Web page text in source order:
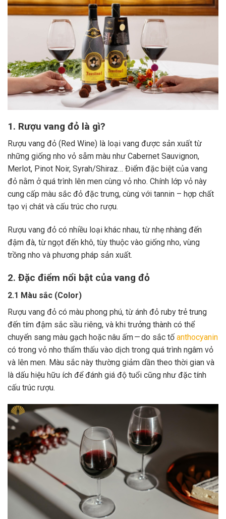
1. Rượu vang đỏ là gì?
Rượu vang đỏ (Red Wine) là loại vang được sản xuất từ
những giống nho vỏ sẫm màu như Cabernet Sauvignon,
Merlot, Pinot Noir, Syrah/Shiraz… Điểm đặc biệt của vang
đỏ nằm ở quá trình lên men cùng vỏ nho. Chính lớp vỏ này
cung cấp màu sắc đỏ đặc trưng, cùng với tannin – hợp chất
tạo vị chát và cấu trúc cho rượu.
Rượu vang đỏ có nhiều loại khác nhau, từ nhẹ nhàng đến
đậm đà, từ ngọt đến khô, tùy thuộc vào giống nho, vùng
trồng nho và phương pháp sản xuất.
2. Đặc điểm nổi bật của vang đỏ
2.1 Màu sắc (Color)
Rượu vang đỏ có màu phong phú, từ ánh đỏ ruby trẻ trung
đến tím đậm sắc sầu riêng, và khi trưởng thành có thể
chuyển sang màu gạch hoặc nâu ấm — do sắc tố anthocyanin
có trong vỏ nho thẩm thấu vào dịch trong quá trình ngâm vỏ
và lên men. Màu sắc này thường giảm dần theo thời gian và
là dấu hiệu hữu ích để đánh giá độ tuổi cũng như đặc tính
cấu trúc rượu.